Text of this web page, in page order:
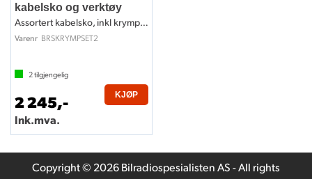
kabelsko og verktøy
Assortert kabelsko, inkl krympeverktøy
Varenr BRSKRYMPSET2
2tilgjengelig
2 245,-
Ink.mva.
KJØP
Copyright © 2026 Bilradiospesialisten AS - All rights